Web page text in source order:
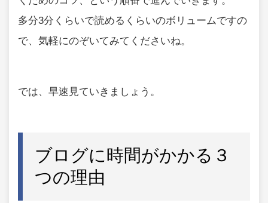
多分3分くらいで読めるくらいのボリュームですの
で、気軽にのぞいてみてくださいね。
では、早速見ていきましょう。
ブログに時間がかかる３
つの理由